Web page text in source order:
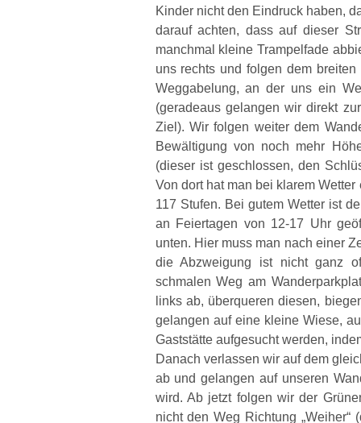
Kinder nicht den Eindruck haben,
darauf achten, dass auf dieser
manchmal kleine Trampelfade
uns rechts und folgen dem
Weggabelung, an der uns ein
(geradeaus gelangen wir direkt
Ziel). Wir folgen weiter dem
Bewältigung von noch mehr
(dieser ist geschlossen, den
Von dort hat man bei klarem
117 Stufen. Bei gutem Wetter ist
an Feiertagen von 12-17 Uhr
unten. Hier muss man nach einer
die Abzweigung ist nicht ganz
schmalen Weg am
links ab, überqueren diesen,
gelangen auf eine kleine Wiese,
Gaststätte aufgesucht werden,
Danach verlassen wir auf dem
ab und gelangen auf unseren
wird. Ab jetzt folgen wir der
nicht den Weg Richtung